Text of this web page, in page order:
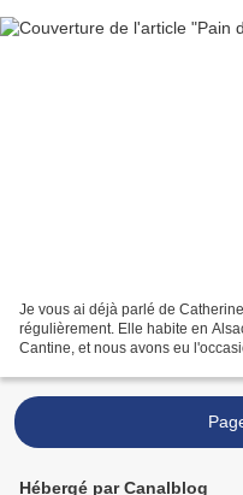
Je vous ai déjà parlé de
régulièrement. Elle habite en
Cantine, et nous avons eu
Hébergé par Canalblog